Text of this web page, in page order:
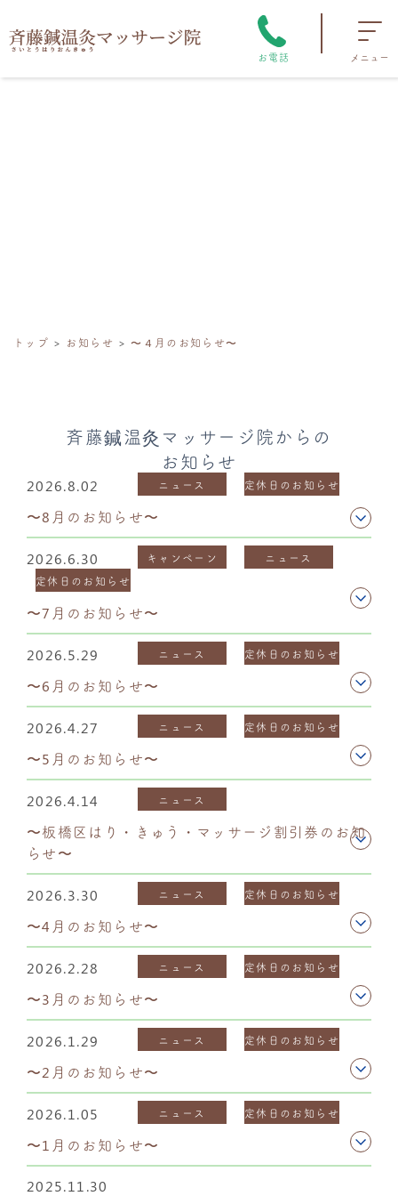
お電話 メニュー
トップ お知らせ 〜４月のお知らせ〜
斉藤鍼温灸マッサージ院からの
お知らせ
2026.8.02 ニュース 定休日のお知らせ
〜8月のお知らせ〜
2026.6.30 キャンペーン
ニュース
定休日のお知らせ
〜7月のお知らせ〜
2026.5.29 ニュース 定休日のお知らせ
〜6月のお知らせ〜
2026.4.27 ニュース 定休日のお知らせ
〜5月のお知らせ〜
2026.4.14 ニュース
〜板橋区はり・きゅう・マッサージ割引券のお知
らせ〜
2026.3.30 ニュース 定休日のお知らせ
〜4月のお知らせ〜
2026.2.28 ニュース 定休日のお知らせ
〜3月のお知らせ〜
2026.1.29 ニュース 定休日のお知らせ
〜2月のお知らせ〜
2026.1.05 ニュース 定休日のお知らせ
〜1月のお知らせ〜
2025.11.30